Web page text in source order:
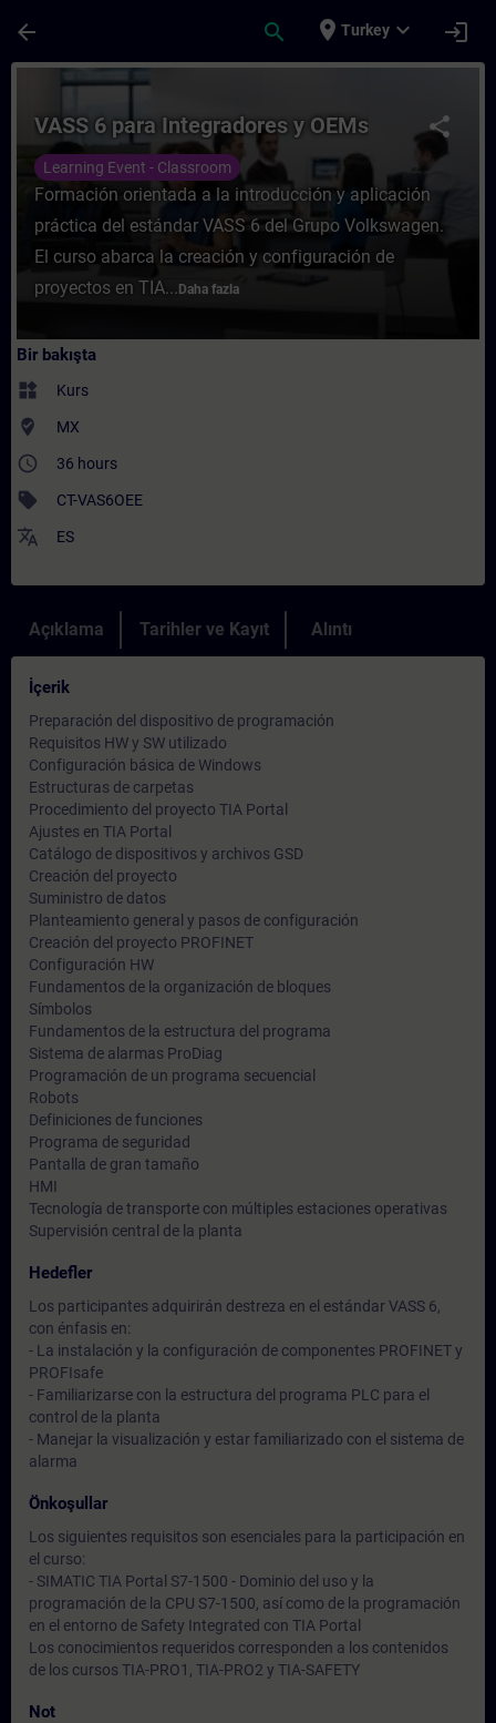
arrow_back search place Turkey expand_more login
Kurs - VASS 6 para Integradores y
share
VASS 6 para Integradores y OEMs
Learning Event - Classroom
Formación orientada a la introducción y aplicación
práctica del estándar VASS 6 del Grupo Volkswagen.
El curso abarca la creación y configuración de
proyectos en TIA... Daha fazla
Bir bakışta
widgets Kurs
where_to_vote MX
access_time 36 hours
sell CT-VAS6OEE
translate ES
Açıklama Tarihler ve Kayıt Alıntı
İçerik
Preparación del dispositivo de programación
Requisitos HW y SW utilizado
Configuración básica de Windows
Estructuras de carpetas
Procedimiento del proyecto TIA Portal
Ajustes en TIA Portal
Catálogo de dispositivos y archivos GSD
Creación del proyecto
Suministro de datos
Planteamiento general y pasos de configuración
Creación del proyecto PROFINET
Configuración HW
Fundamentos de la organización de bloques
Símbolos
Fundamentos de la estructura del programa
Sistema de alarmas ProDiag
Programación de un programa secuencial
Robots
Definiciones de funciones
Programa de seguridad
Pantalla de gran tamaño
HMI
Tecnología de transporte con múltiples estaciones operativas
Supervisión central de la planta
Hedefler
Los participantes adquirirán destreza en el estándar VASS 6,
con énfasis en:
- La instalación y la configuración de componentes PROFINET y
PROFIsafe
- Familiarizarse con la estructura del programa PLC para el
control de la planta
- Manejar la visualización y estar familiarizado con el sistema de
alarma
Önkoşullar
Los siguientes requisitos son esenciales para la participación en
el curso:
- SIMATIC TIA Portal S7-1500 - Dominio del uso y la
programación de la CPU S7-1500, así como de la programación
en el entorno de Safety Integrated con TIA Portal
Los conocimientos requeridos corresponden a los contenidos
de los cursos TIA-PRO1, TIA-PRO2 y TIA-SAFETY
Not